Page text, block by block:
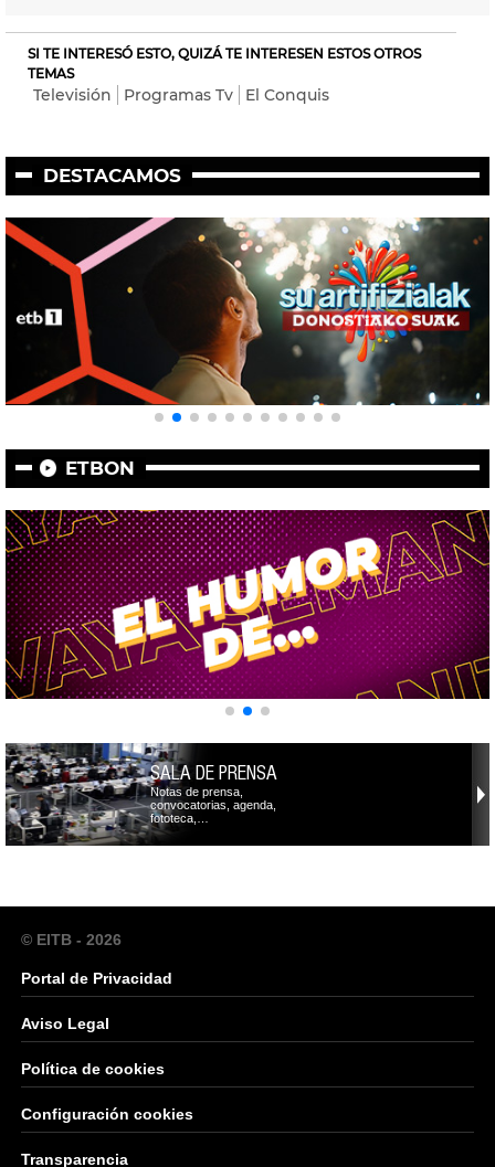
SI TE INTERESÓ ESTO, QUIZÁ TE INTERESEN ESTOS OTROS
TEMAS
Televisión Programas Tv El Conquis
DESTACAMOS
ETBON
SALA DE PRENSA
Notas de prensa,
convocatorias, agenda,
fototeca,…
© EITB - 2026
Portal de Privacidad
Aviso Legal
Política de cookies
Configuración cookies
Transparencia